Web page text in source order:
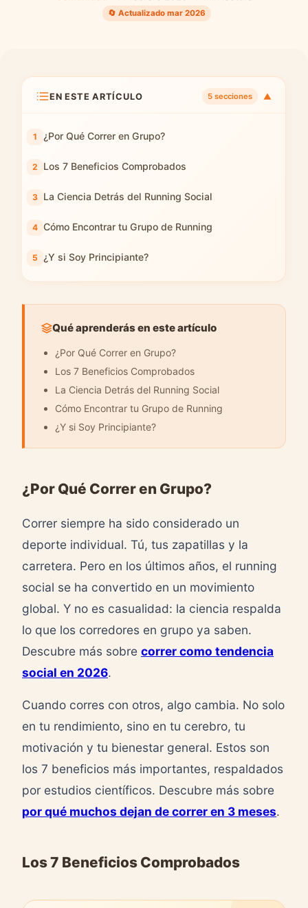
🔄 Actualizado mar 2026
EN ESTE ARTÍCULO 5 secciones ▼
¿Por Qué Correr en Grupo?
Los 7 Beneficios Comprobados
La Ciencia Detrás del Running Social
Cómo Encontrar tu Grupo de Running
¿Y si Soy Principiante?
Qué aprenderás en este artículo
¿Por Qué Correr en Grupo?
Los 7 Beneficios Comprobados
La Ciencia Detrás del Running Social
Cómo Encontrar tu Grupo de Running
¿Y si Soy Principiante?
¿Por Qué Correr en Grupo?
Correr siempre ha sido considerado un
deporte individual. Tú, tus zapatillas y la
carretera. Pero en los últimos años, el running
social se ha convertido en un movimiento
global. Y no es casualidad: la ciencia respalda
lo que los corredores en grupo ya saben.
Descubre más sobre correr como tendencia
social en 2026.
Cuando corres con otros, algo cambia. No solo
en tu rendimiento, sino en tu cerebro, tu
motivación y tu bienestar general. Estos son
los 7 beneficios más importantes, respaldados
por estudios científicos. Descubre más sobre
por qué muchos dejan de correr en 3 meses.
Los 7 Beneficios Comprobados